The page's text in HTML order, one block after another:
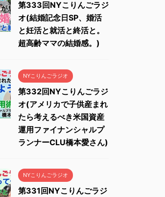
第333回NYこりんごラジ
オ(結婚記念日SP、婚活
と妊活と就活と終活と。
超高齢ママの結婚感。)
NYこりんごラジオ
第332回NYこりんごラジ
オ(アメリカで子供産まれ
たら考えるべき米国資産
運用ファイナンシャルプ
ランナーCLU橋本愛さん)
NYこりんごラジオ
第331回NYこりんごラジ